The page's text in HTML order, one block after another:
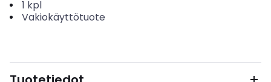
1 kpl
Vakiokäyttötuote